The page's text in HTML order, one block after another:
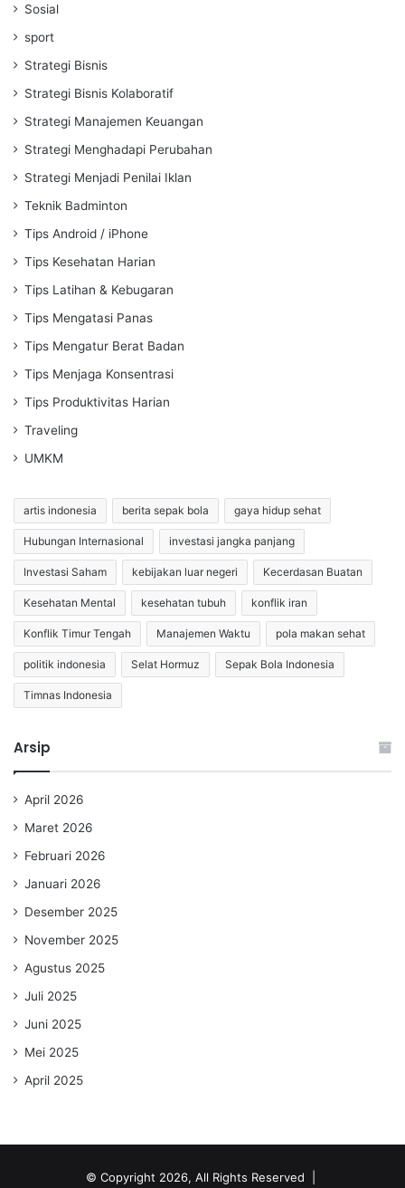
Sosial
sport
Strategi Bisnis
Strategi Bisnis Kolaboratif
Strategi Manajemen Keuangan
Strategi Menghadapi Perubahan
Strategi Menjadi Penilai Iklan
Teknik Badminton
Tips Android / iPhone
Tips Kesehatan Harian
Tips Latihan & Kebugaran
Tips Mengatasi Panas
Tips Mengatur Berat Badan
Tips Menjaga Konsentrasi
Tips Produktivitas Harian
Traveling
UMKM
artis indonesia berita sepak bola gaya hidup sehat
Hubungan Internasional investasi jangka panjang
Investasi Saham kebijakan luar negeri Kecerdasan Buatan
Kesehatan Mental kesehatan tubuh konflik iran
Konflik Timur Tengah Manajemen Waktu pola makan sehat
politik indonesia Selat Hormuz Sepak Bola Indonesia
Timnas Indonesia
Arsip
April 2026
Maret 2026
Februari 2026
Januari 2026
Desember 2025
November 2025
Agustus 2025
Juli 2025
Juni 2025
Mei 2025
April 2025
© Copyright 2026, All Rights Reserved |